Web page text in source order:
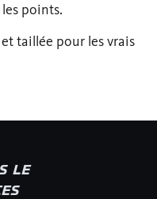
points.
taillée pour les vrais
LE